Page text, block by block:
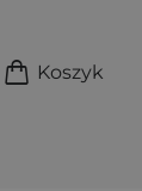
Koszyk